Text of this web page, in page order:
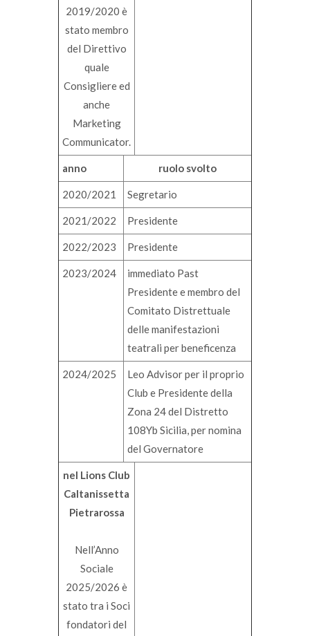
2019/2020 è
stato membro
del Direttivo
quale
Consigliere ed
anche
Marketing
Communicator.
anno ruolo svolto
2020/2021 Segretario
2021/2022 Presidente
2022/2023 Presidente
2023/2024
immediato Past
Presidente e membro del
Comitato Distrettuale
delle manifestazioni
teatrali per beneficenza
2024/2025
Leo Advisor per il proprio
Club e Presidente della
Zona 24 del Distretto
108Yb Sicilia, per nomina
del Governatore
nel Lions Club
Caltanissetta
Pietrarossa
Nell’Anno
Sociale
2025/2026 è
stato tra i Soci
fondatori del